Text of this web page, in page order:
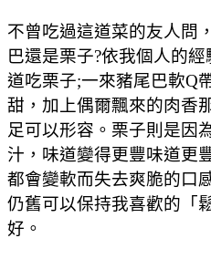
不曾吃過這道菜的友人問
巴還是栗子?依我個人的
道吃栗子;一來豬尾巴軟Q
甜，加上偶爾飄來的肉香
足可以形容。栗子則是因
汁，味道變得更豐味道更
都會變軟而失去爽脆的口
仍舊可以保持我喜歡的「
好。